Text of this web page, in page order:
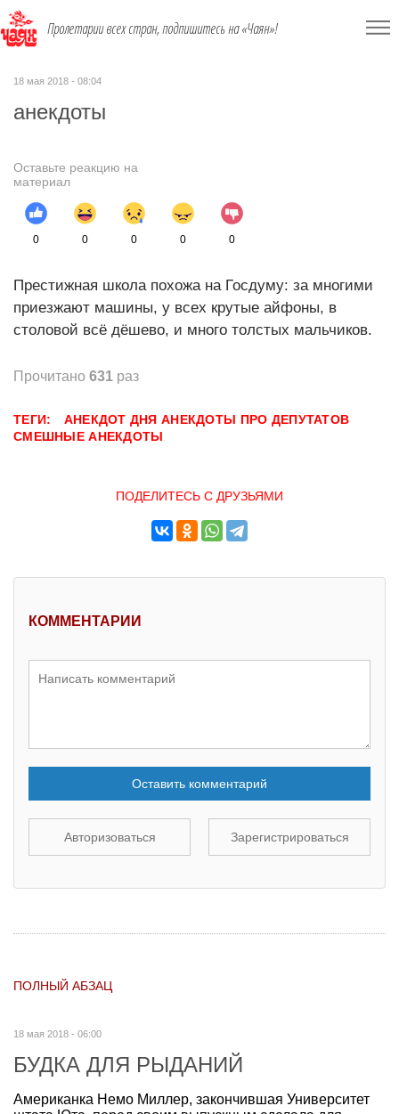
Пролетарии всех стран, подпишитесь на «Чаян»!
18 мая 2018 - 08:04
анекдоты
Оставьте реакцию на
материал
0 0 0 0 0
Престижная школа похожа на Госдуму: за многими
приезжают машины, у всех крутые айфоны, в
столовой всё дёшево, и много толстых мальчиков.
Прочитано 631 раз
ТЕГИ: АНЕКДОТ ДНЯ АНЕКДОТЫ ПРО ДЕПУТАТОВ
СМЕШНЫЕ АНЕКДОТЫ
ПОДЕЛИТЕСЬ С ДРУЗЬЯМИ
КОММЕНТАРИИ
Оставить комментарий
Авторизоваться Зарегистрироваться
ПОЛНЫЙ АБЗАЦ
18 мая 2018 - 06:00
БУДКА ДЛЯ РЫДАНИЙ
Американка Немо Миллер, закончившая Университет